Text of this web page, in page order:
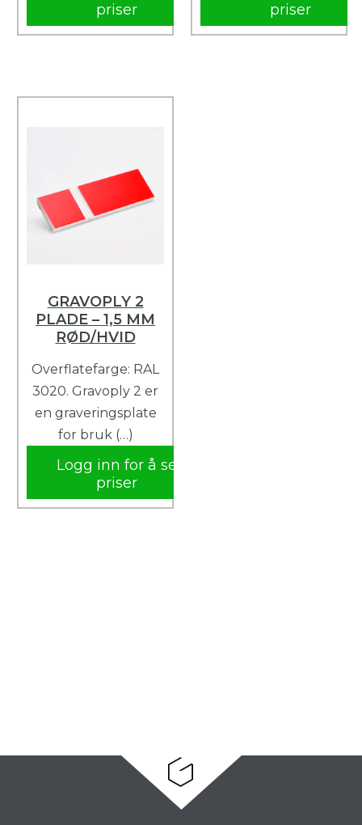
priser
priser
GRAVOPLY 2
PLADE – 1,5 MM
RØD/HVID
Overflatefarge: RAL
3020. Gravoply 2 er
en graveringsplate
for bruk (…)
Logg inn for å se
priser